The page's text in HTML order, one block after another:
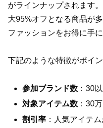
がラインナップされます
大95%オフとなる商品が
ファッションをお得に手
下記のような特徴がポイン
参加ブランド数 ：30
対象アイテム数 ：30
割引率 ：人気アイテ